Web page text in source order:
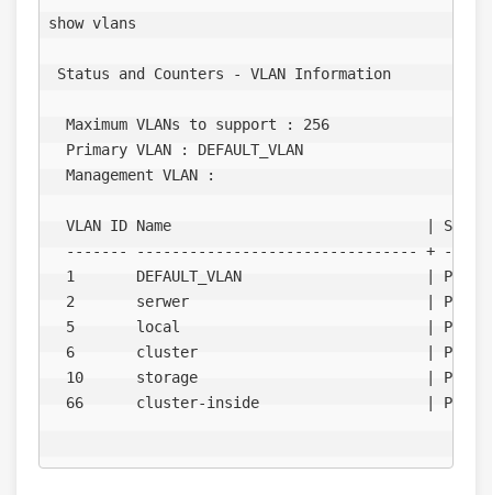
show vlans
Status and Counters - VLAN Information
  Maximum VLANs to support : 256
  Primary VLAN : DEFAULT_VLAN
  Management VLAN :
VLAN ID Name                             |
------- -------------------------------- +
1       DEFAULT_VLAN                     |
2       serwer                           |
5       local                            |
6       cluster                          |
10      storage                          |
66      cluster-inside                   |